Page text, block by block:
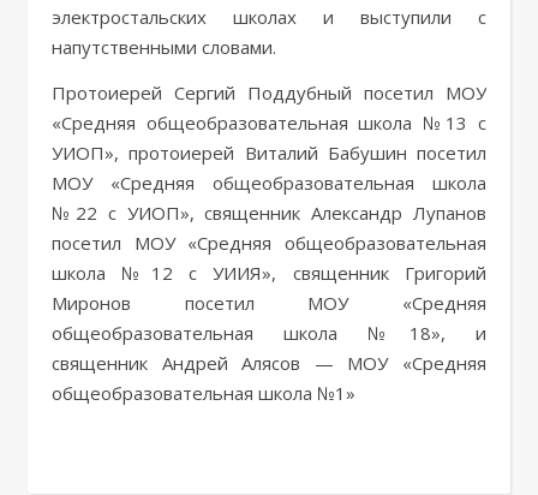
электростальских школах и выступили с
напутственными словами.
Протоиерей Сергий Поддубный посетил МОУ
«Средняя общеобразовательная школа №13 с
УИОП», протоиерей Виталий Бабушин посетил
МОУ «Средняя общеобразовательная школа
№22 с УИОП», священник Александр Лупанов
посетил МОУ «Средняя общеобразовательная
школа №12 с УИИЯ», священник Григорий
Миронов посетил МОУ «Средняя
общеобразовательная школа №18», и
священник Андрей Алясов — МОУ «Средняя
общеобразовательная школа №1»